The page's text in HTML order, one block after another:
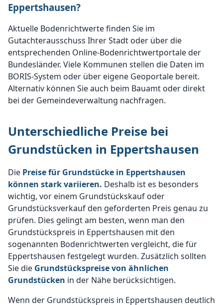
Eppertshausen?
Aktuelle Bodenrichtwerte finden Sie im
Gutachterausschuss Ihrer Stadt oder über die
entsprechenden Online-Bodenrichtwertportale der
Bundesländer. Viele Kommunen stellen die Daten im
BORIS-System oder über eigene Geoportale bereit.
Alternativ können Sie auch beim Bauamt oder direkt
bei der Gemeindeverwaltung nachfragen.
Unterschiedliche Preise bei
Grundstücken in Eppertshausen
Die Preise für Grundstücke in Eppertshausen
können stark variieren. Deshalb ist es besonders
wichtig, vor einem Grundstückskauf oder
Grundstücksverkauf den geforderten Preis genau zu
prüfen. Dies gelingt am besten, wenn man den
Grundstückspreis in Eppertshausen mit den
sogenannten Bodenrichtwerten vergleicht, die für
Eppertshausen festgelegt wurden. Zusätzlich sollten
Sie die Grundstückspreise von ähnlichen
Grundstücken in der Nähe berücksichtigen.
Wenn der Grundstückspreis in Eppertshausen deutlich